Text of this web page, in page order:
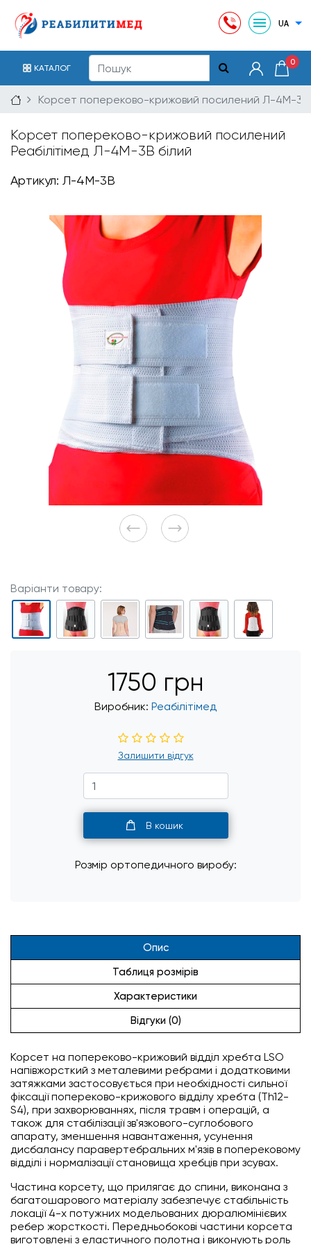
КАТАЛОГ
0
Корсет попереково-крижовий посилений Л-4М-3В
Корсет попереково-крижовий посилений
Реабілітімед Л-4М-3В білий
Артикул: Л-4М-3В
Опис
Таблиця розмірів
Характеристики
Відгуки (0)
Корсет на попереково-крижовий відділ хребта LSO
напівжорсткий з металевими ребрами і додатковими
затяжками застосовується при необхідності сильної
фіксації попереково-крижового відділу хребта (Th12-
S4), при захворюваннях, після травм і операцій, а
також для стабілізації зв'язкового-суглобового
апарату, зменшення навантаження, усунення
дисбалансу паравертебральних м'язів в поперековому
відділі і нормалізації становища хребців при зсувах.
Частина корсету, що прилягає до спини, виконана з
багатошарового матеріалу забезпечує стабільність
локації 4-х потужних модельованих дюралюмінієвих
ребер жорсткості. Передньобокові частини корсета
виготовлені з еластичного полотна і виконують роль
Варіанти товару:
1750 грн
Виробник: Реабілітімед
Залишити відгук
В кошик
Розмір ортопедичного виробу: